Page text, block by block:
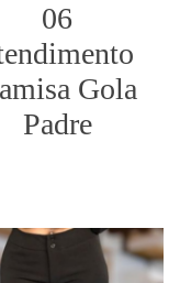
06
Gola
Padre